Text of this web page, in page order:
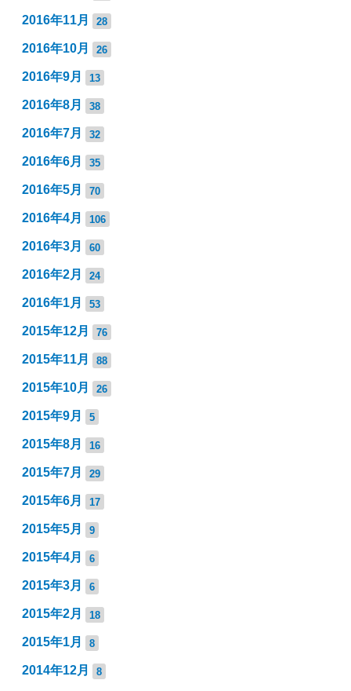
2016年11月 28
2016年10月 26
2016年9月 13
2016年8月 38
2016年7月 32
2016年6月 35
2016年5月 70
2016年4月 106
2016年3月 60
2016年2月 24
2016年1月 53
2015年12月 76
2015年11月 88
2015年10月 26
2015年9月 5
2015年8月 16
2015年7月 29
2015年6月 17
2015年5月 9
2015年4月 6
2015年3月 6
2015年2月 18
2015年1月 8
2014年12月 8